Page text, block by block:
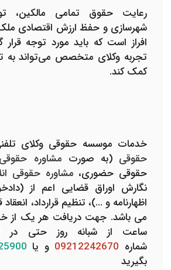
رعایت حقوق تمامی مالکین،
شهرسازی و حفظ ارزش اقتصادی
افراز است که باید مورد توجه قرار
تجربه وکلای متخصص می‌تواند به
کمک کند.
خدمات موسسه حقوقی وکلای
حقوقی (به صورت مشاوره
حقوقی حضوری، مشاوره حقوقی
نگارش اوراق قضایی اعم از
اظهارنامه و ...)، تنظیم قرارداد، انعقاد
می باشد. جهت دریافت هر یک از
ساعت از شبانه روز حتی در
شماره
و یا
بگیرید